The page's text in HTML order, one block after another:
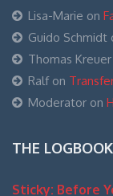
Lisa-Marie on
Guido Schmidt
Thomas Kreuer
Ralfon
Moderator on
THE LOGBOOK
Sticky: Before